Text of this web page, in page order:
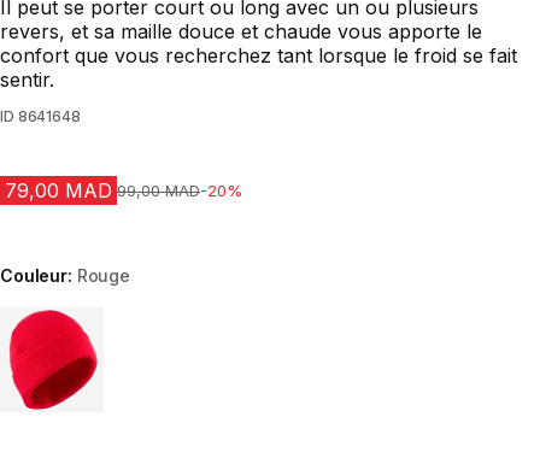
Il peut se porter court ou long avec un ou plusieurs
revers, et sa maille douce et chaude vous apporte le
confort que vous recherchez tant lorsque le froid se fait
sentir.
ID 8641648
79,00 MAD Prix avant la réduction
99,00 MAD-20%
Couleur: Rouge
Choose a variant